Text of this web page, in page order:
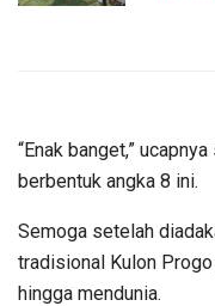
“Enak banget,”
berbentuk angka 8 ini.
Semoga setelah
tradisional Kulon
hingga mendunia.